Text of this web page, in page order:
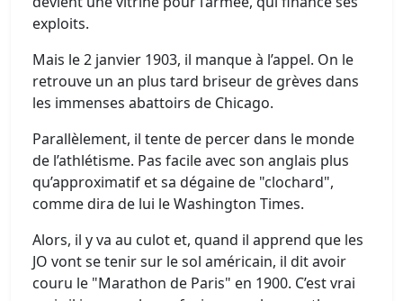
exploits.
Mais le 2 janvier 1903, il manque à l’appel. On le
retrouve un an plus tard briseur de grèves dans
les immenses abattoirs de Chicago.
Parallèlement, il tente de percer dans le monde
de l’athlétisme. Pas facile avec son anglais plus
qu’approximatif et sa dégaine de "clochard",
comme dira de lui le Washington Times.
Alors, il y va au culot et, quand il apprend que les
JO vont se tenir sur le sol américain, il dit avoir
couru le "Marathon de Paris" en 1900. C’est vrai